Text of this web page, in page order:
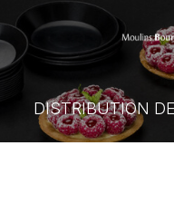
DISTRIBUTION